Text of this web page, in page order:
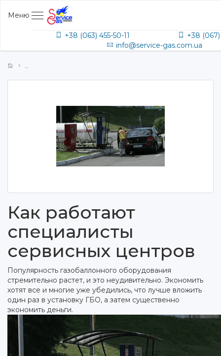
Меню
+38 (063) 455-50-11
+38
info@service-gas.com.ua
Как работают
специалисты
сервисных центров
Популярность газобаллонного оборудования
стремительно растет, и это неудивительно. Экономить
хотят все и многие уже убедились, что лучше вложить
один раз в установку ГБО, а затем существенно
экономить деньги.